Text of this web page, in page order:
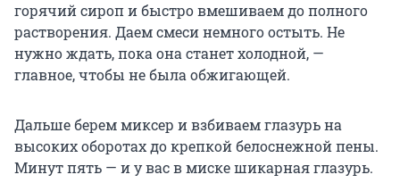
горячий сироп и быстро вмешиваем до полного
растворения. Даем смеси немного остыть. Не
нужно ждать, пока она станет холодной, —
главное, чтобы не была обжигающей.
Дальше берем миксер и взбиваем глазурь на
высоких оборотах до крепкой белоснежной пены.
Минут пять — и у вас в миске шикарная глазурь.